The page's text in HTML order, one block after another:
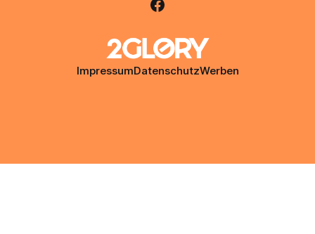
ImpressumDatenschutzWerben